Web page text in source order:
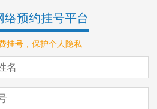
络预约挂号平台
挂号，保护个人隐私